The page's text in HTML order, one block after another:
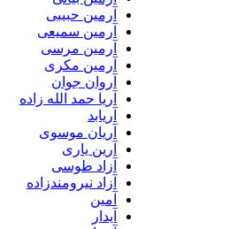
آرمین حبیبی
آرمین سمیعی
آرمین مرسی
آرمین مکری
آروان جوان
آریا حمد الله زاده
آریابد
آریان موسوی
آرین یاری
آزاد طوسی
آزاد نیرومندزاده
آمین
آیدار